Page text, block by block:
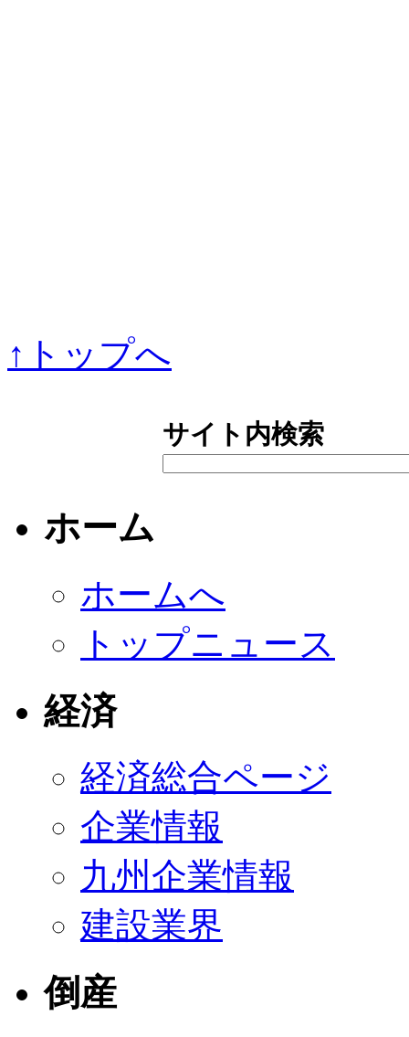
↑トップへ
サイト内検索
ホーム
ホームへ
トップニュース
経済
経済総合ページ
企業情報
九州企業情報
建設業界
倒産